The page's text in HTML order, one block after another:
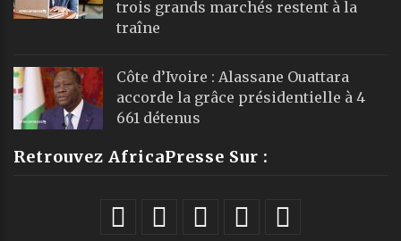
trois grands marchés restent à la
traîne
Côte d’Ivoire : Alassane Ouattara
accorde la grâce présidentielle à 4
661 détenus
Retrouvez AfricaPresse Sur :